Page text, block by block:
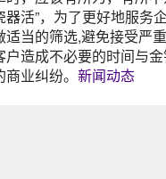
活”，为了更好地服务
适当的筛选,避免接受严
户造成不必要的时间与
业纠纷。 新闻动态